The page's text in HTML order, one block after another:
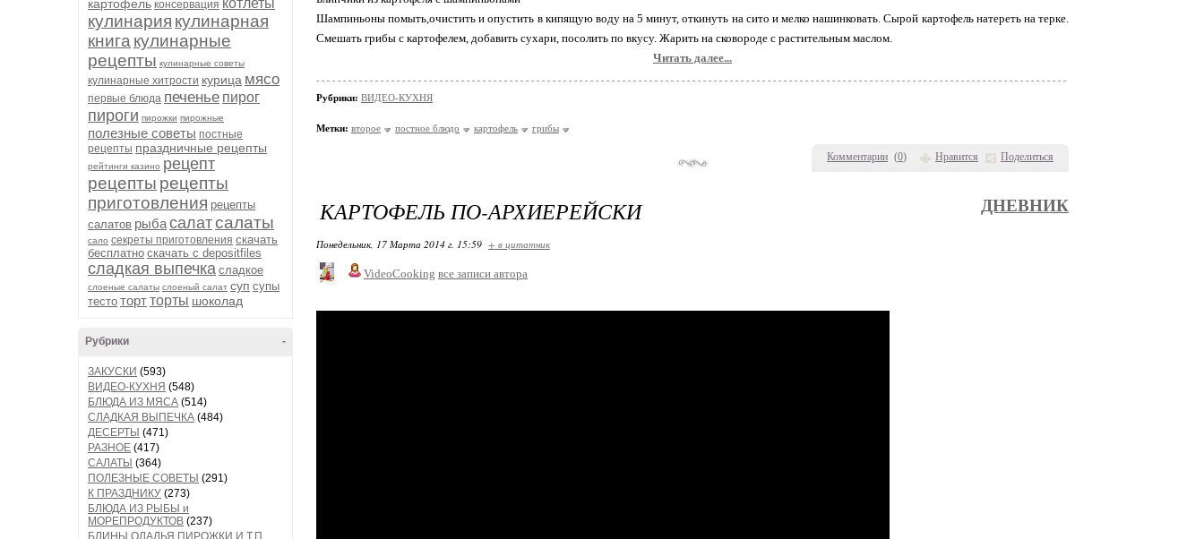
картофель консервация котлеты
кулинария кулинарная
книга кулинарные
рецепты кулинарные советы
кулинарные хитрости курица мясо
первые блюда печенье пирог
пироги пирожки пирожные
полезные советы постные
рецепты праздничные рецепты
рейтинги казино рецепт
рецепты рецепты
приготовления рецепты
салатов рыбасалатсалаты
сало секреты приготовления скачать
бесплатно скачать с depositfiles
сладкая выпечка сладкое
слоеные салаты слоеный салат суп супы
тесто тортторты шоколад
-
Рубрики
ЗАКУСКИ (593)
ВИДЕО-КУХНЯ (548)
БЛЮДА ИЗ МЯСА (514)
СЛАДКАЯ ВЫПЕЧКА (484)
ДЕСЕРТЫ (471)
РАЗНОЕ (417)
САЛАТЫ (364)
ПОЛЕЗНЫЕ СОВЕТЫ (291)
К ПРАЗДНИКУ (273)
БЛЮДА ИЗ РЫБЫ и
МОРЕПРОДУКТОВ (237)
БЛИНЫ,ОЛАДЬЯ,ПИРОЖКИ И Т.П.
Комментарии (0) Нравится Поделиться
Шампиньоны помыть,очистить и опустить в кипящую воду на 5 минут, откинуть на сито и мелко нашинковать. Сырой картофель натереть на терке.
Смешать грибы с картофелем, добавить сухари, посолить по вкусу. Жарить на сковороде с растительным маслом.
Читать далее...
Рубрики: ВИДЕО-КУХНЯ
Метки: второе постное блюдо картофель грибы
КАРТОФЕЛЬ ПО-АРХИЕРЕЙСКИ ДНЕВНИК
Понедельник, 17 Марта 2014 г. 15:59 + в цитатник
VideoCooking все записи автора